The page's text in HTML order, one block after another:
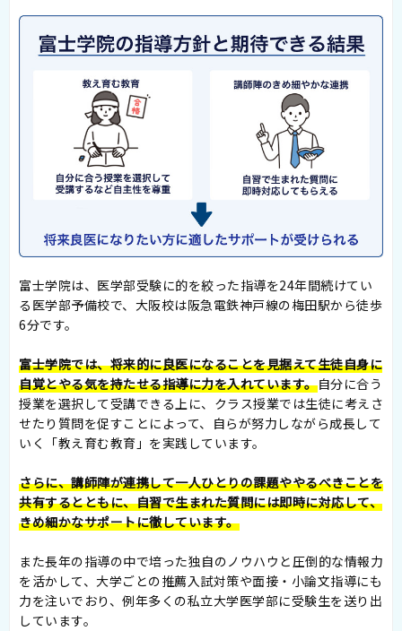
富士学院は、医学部受験に的を絞った指導を24年間続けてい
る医学部予備校で、大阪校は阪急電鉄神戸線の梅田駅から徒歩
6分です。
富士学院では、将来的に良医になることを見据えて生徒自身に
自覚とやる気を持たせる指導に力を入れています。自分に合う
授業を選択して受講できる上に、クラス授業では生徒に考えさ
せたり質問を促すことによって、自らが努力しながら成長して
いく「教え育む教育」を実践しています。
さらに、講師陣が連携して一人ひとりの課題ややるべきことを
共有するとともに、自習で生まれた質問には即時に対応して、
きめ細かなサポートに徹しています。
また長年の指導の中で培った独自のノウハウと圧倒的な情報力
を活かして、大学ごとの推薦入試対策や面接・小論文指導にも
力を注いでおり、例年多くの私立大学医学部に受験生を送り出
しています。